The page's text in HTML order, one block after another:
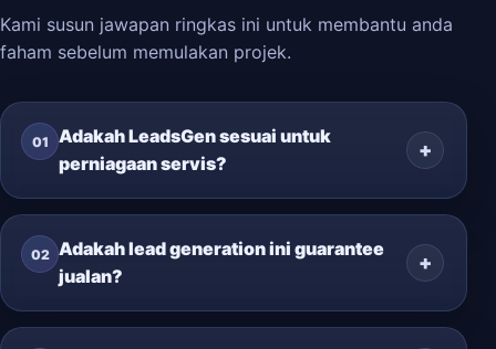
Kami susun jawapan ringkas ini untuk membantu anda
faham sebelum memulakan projek.
01
Adakah LeadsGen sesuai untuk
perniagaan servis?
02 Adakah lead generation ini guarantee
jualan?